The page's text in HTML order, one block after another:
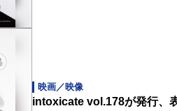
映画／映像
intoxicate vol.178が発行、